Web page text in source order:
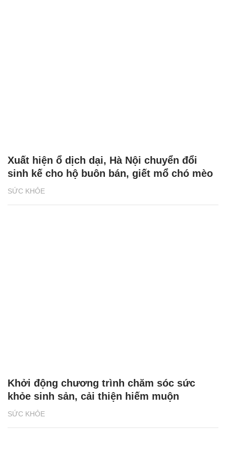
SỨC KHỎE
Xuất hiện ổ dịch dại, Hà Nội chuyển đổi
sinh kế cho hộ buôn bán, giết mổ chó mèo
SỨC KHỎE
Khởi động chương trình chăm sóc sức
khỏe sinh sản, cải thiện hiếm muộn